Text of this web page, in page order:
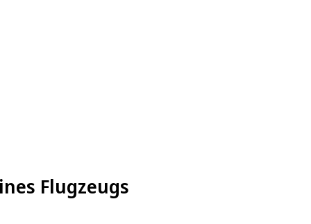
Flugzeugs